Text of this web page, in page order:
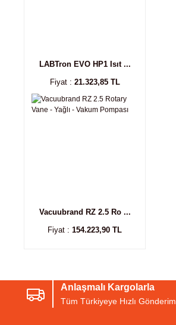
LABTron EVO HP1 Isıt ...
Fiyat : 21.323,85 TL
Vacuubrand RZ 2.5 Ro ...
Fiyat : 154.223,90 TL
Anlaşmalı Kargolarla
Tüm Türkiyeye Hızlı Gönderim